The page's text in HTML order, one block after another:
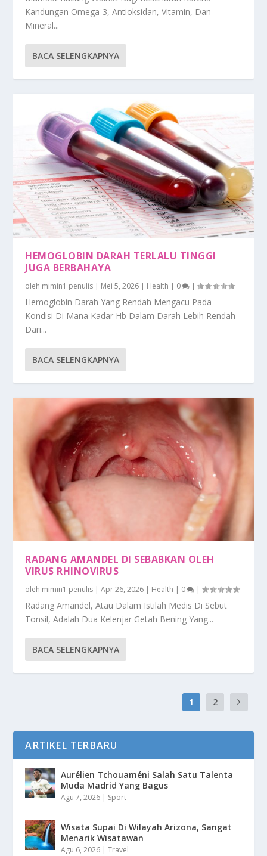
Kandungan Omega-3, Antioksidan, Vitamin, Dan
Mineral...
BACA SELENGKAPNYA
HEMOGLOBIN DARAH TERLALU TINGGI
JUGA BERBAHAYA
oleh mimin1 penulis | Mei 5, 2026 | Health | 0 |
Hemoglobin Darah Yang Rendah Mengacu Pada
Kondisi Di Mana Kadar Hb Dalam Darah Lebih Rendah
Dari...
BACA SELENGKAPNYA
RADANG AMANDEL DI SEBABKAN OLEH
VIRUS RHINOVIRUS
oleh mimin1 penulis |Apr 26, 2026 | Health | 0 |
Radang Amandel, Atau Dalam Istilah Medis Di Sebut
Tonsil, Adalah Dua Kelenjar Getah Bening Yang...
BACA SELENGKAPNYA
1 2
ARTIKEL TERBARU
Aurélien Tchouaméni Salah Satu Talenta
Muda Madrid Yang Bagus
Agu 7, 2026 | Sport
Wisata Supai Di Wilayah Arizona, Sangat
Menarik Wisatawan
Agu 6, 2026 |Travel